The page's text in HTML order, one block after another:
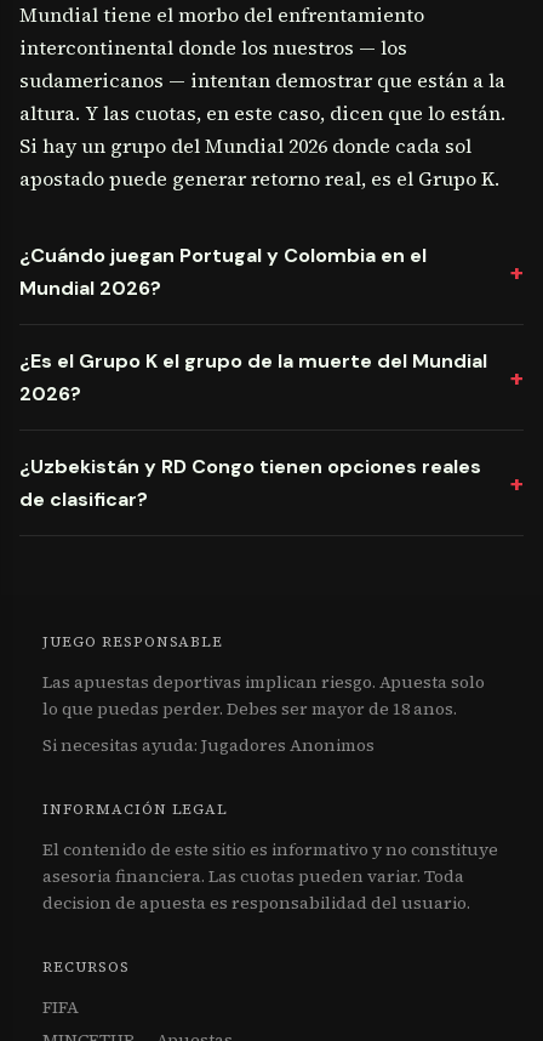
Mundial tiene el morbo del enfrentamiento
intercontinental donde los nuestros — los
sudamericanos — intentan demostrar que están a la
altura. Y las cuotas, en este caso, dicen que lo están.
Si hay un grupo del Mundial 2026 donde cada sol
apostado puede generar retorno real, es el Grupo K.
¿Cuándo juegan Portugal y Colombia en el
Mundial 2026?
¿Es el Grupo K el grupo de la muerte del Mundial
2026?
¿Uzbekistán y RD Congo tienen opciones reales
de clasificar?
JUEGO RESPONSABLE
Las apuestas deportivas implican riesgo. Apuesta solo
lo que puedas perder. Debes ser mayor de 18 anos.
Si necesitas ayuda: Jugadores Anonimos
INFORMACIÓN LEGAL
El contenido de este sitio es informativo y no constituye
asesoria financiera. Las cuotas pueden variar. Toda
decision de apuesta es responsabilidad del usuario.
RECURSOS
FIFA